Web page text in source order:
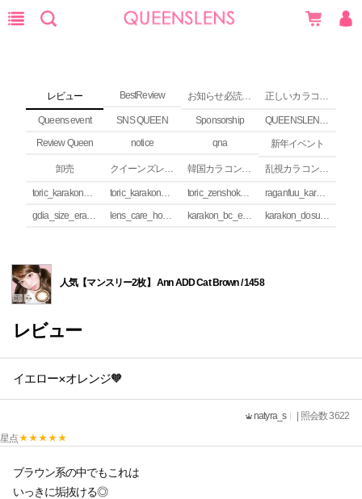
レビュー BestReview お知らせ必読 (NEWS) 正しいカラコンの使い方
Queens event SNS QUEEN Sponsorship
QUEENSLENS Affiliate Program
Review Queen
notice qna 新年イベント
卸売 クイーンズレンズ カラコンコラム 韓国カラコンguide 乱視カラコンの安全性
toric_karakon_takai_riyuu toric_karakon_real_review toric_zenshoku_review
raganfuu_karakon_erabikata
gdia_size_erabikata
lens_care_houhou karakon_bc_erabikata karakon_dosuu_erabikata
人気【マンスリー2枚】 Ann ADD Cat Brown / 1458
レビュー
イエロー×オレンジ🧡
natyra_s
| 照会数 3622
星点
ブラウン系の中でもこれは
いっきに垢抜ける◎